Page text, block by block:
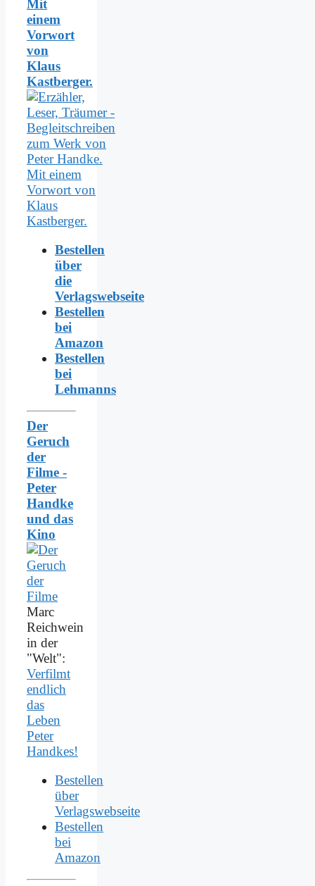
Mit
einem
Vorwort
von
Klaus
Kastberger.
Bestellen
über
die
Verlagswebseite
Bestellen
bei
Amazon
Bestellen
bei
Lehmanns
Der
Geruch
der
Filme -
Peter
Handke
und das
Kino
Marc
Reichwein
in der
"Welt":
Verfilmt
endlich
das
Leben
Peter
Handkes!
Bestellen
über
Verlagswebseite
Bestellen
bei
Amazon